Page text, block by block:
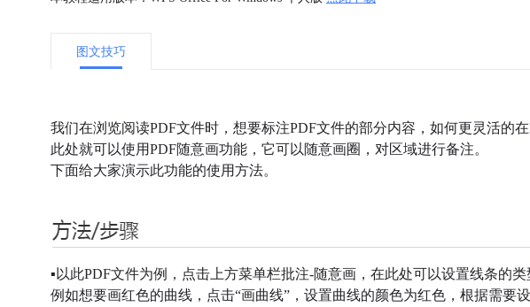
图文技巧
我们在浏览阅读PDF文件时，想要标注PDF文件的部分内容，如何更灵活的
此处就可以使用PDF随意画功能，它可以随意画圈，对区域进行备注。
下面给大家演示此功能的使用方法。
▪以此PDF文件为例，点击上方菜单栏批注-随意画，在此处可以设置线条的类
例如想要画红色的曲线，点击“画曲线”，设置曲线的颜色为红色，根据需要